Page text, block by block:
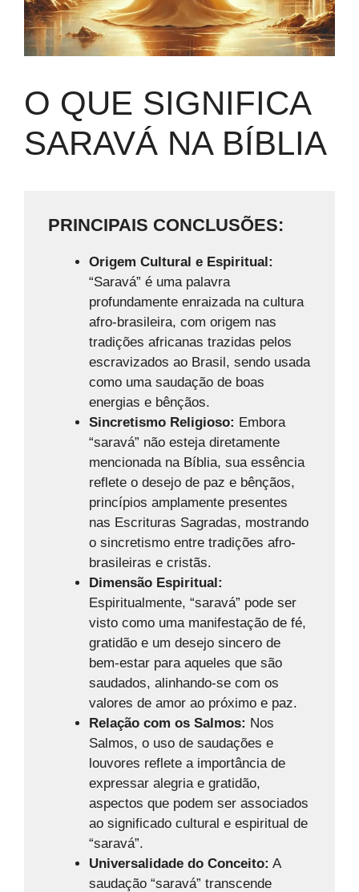
O QUE SIGNIFICA
SARAVÁ NA BÍBLIA
PRINCIPAIS CONCLUSÕES:
Origem Cultural e Espiritual:
“Saravá” é uma palavra
profundamente enraizada na cultura
afro-brasileira, com origem nas
tradições africanas trazidas pelos
escravizados ao Brasil, sendo usada
como uma saudação de boas
energias e bênçãos.
Sincretismo Religioso: Embora
“saravá” não esteja diretamente
mencionada na Bíblia, sua essência
reflete o desejo de paz e bênçãos,
princípios amplamente presentes
nas Escrituras Sagradas, mostrando
o sincretismo entre tradições afro-
brasileiras e cristãs.
Dimensão Espiritual:
Espiritualmente, “saravá” pode ser
visto como uma manifestação de fé,
gratidão e um desejo sincero de
bem-estar para aqueles que são
saudados, alinhando-se com os
valores de amor ao próximo e paz.
Relação com os Salmos: Nos
Salmos, o uso de saudações e
louvores reflete a importância de
expressar alegria e gratidão,
aspectos que podem ser associados
ao significado cultural e espiritual de
“saravá”.
Universalidade do Conceito: A
saudação “saravá” transcende